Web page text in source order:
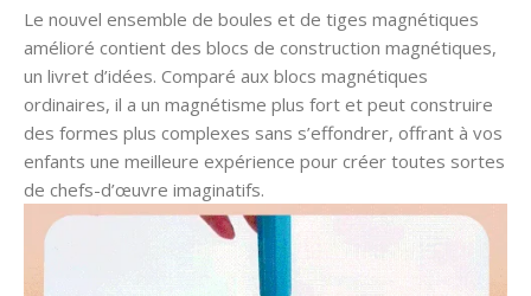
Le nouvel ensemble de boules et de tiges magnétiques
amélioré contient des blocs de construction magnétiques,
un livret d’idées. Comparé aux blocs magnétiques
ordinaires, il a un magnétisme plus fort et peut construire
des formes plus complexes sans s’effondrer, offrant à vos
enfants une meilleure expérience pour créer toutes sortes
de chefs-d’œuvre imaginatifs.